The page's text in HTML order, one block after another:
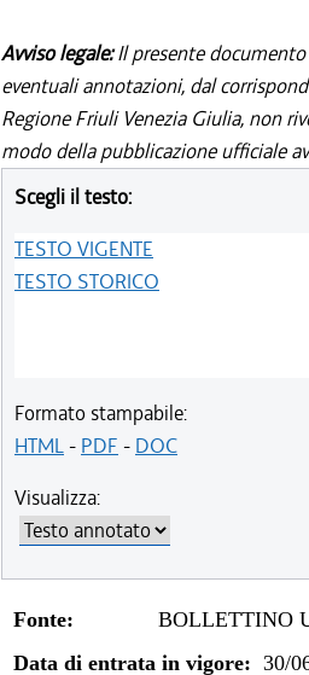
Avviso legale:Il presente
eventuali annotazioni, dal
Regione Friuli Venezia Giulia, non
modo della pubblicazione ufficiale
Scegli il testo:
TESTO VIGENTE
TESTO STORICO
Formato stampabile:
HTML- PDF - DOC
Visualizza:
Fonte:
BOLLETTINO
Data di entrata in vigore: 30/